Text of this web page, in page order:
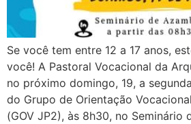
Se você tem entre 12 a 17 anos,
você! A Pastoral Vocacional da
no próximo domingo, 19, a
do Grupo de Orientação
(GOV JP2), às 8h30, no Seminário